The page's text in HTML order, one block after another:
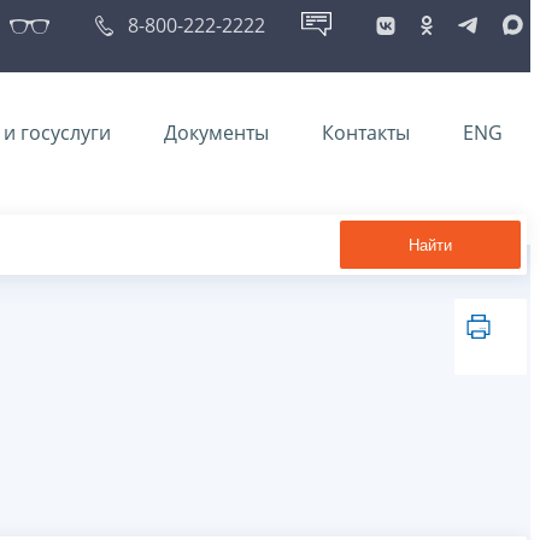
8-800-222-2222
госуслуги Документы Контакты ENG
Найти